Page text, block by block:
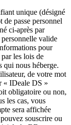
unique (désigné
passe personnel
ci-après par
valide
pour
les lois de
qui nous héberge.
de votre mot
« IDeale DS »
obligatoire ou non,
les cas, vous
sera affichée
souscrire ou